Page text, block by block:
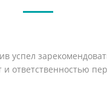
успел
ответственностью